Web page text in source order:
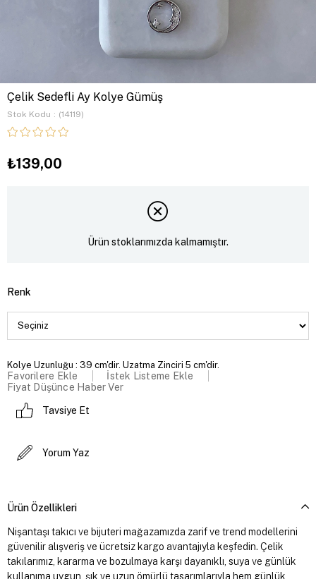
Çelik Sedefli Ay Kolye Gümüş
Stok Kodu (14119)
₺139,00
Ürün stoklarımızda kalmamıştır.
Renk
Kolye Uzunluğu : 39 cm'dir. Uzatma Zinciri 5 cm'dir.
Favorilere Ekle
İstek Listeme Ekle
Fiyat Düşünce Haber Ver
Tavsiye Et
Yorum Yaz
Ürün Özellikleri
Nişantaşı takıcı ve bijuteri mağazamızda zarif ve trend modellerini
güvenilir alışveriş ve ücretsiz kargo avantajıyla keşfedin. Çelik
takılarımız, kararma ve bozulmaya karşı dayanıklı, suya ve günlük
kullanıma uygun, şık ve uzun ömürlü tasarımlarıyla hem günlük